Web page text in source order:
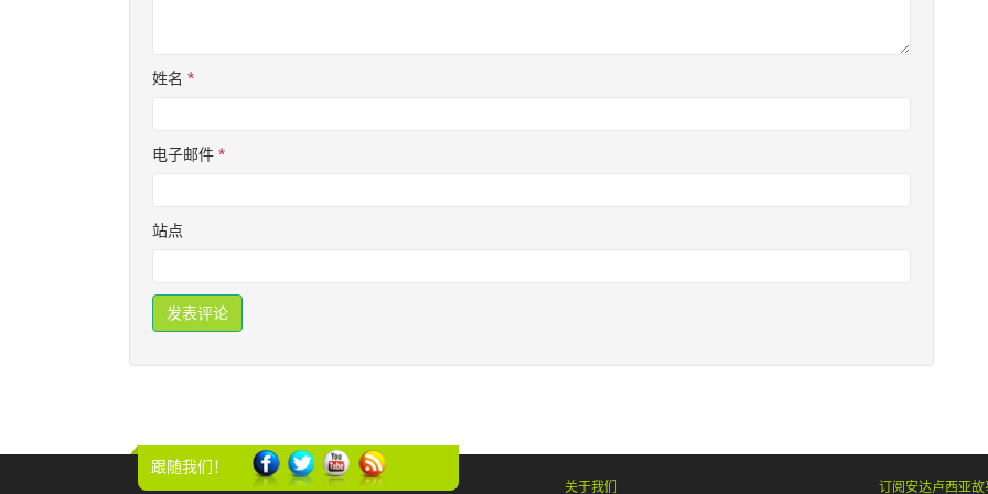
姓名 *
电子邮件 *
站点
跟随我们！
关于我们 订阅安达卢西亚故